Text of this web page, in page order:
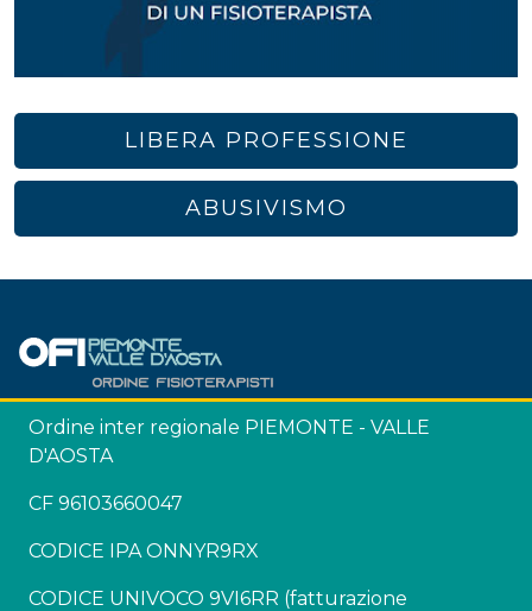
LIBERA PROFESSIONE
ABUSIVISMO
Ordine inter regionale PIEMONTE - VALLE
D'AOSTA
CF 96103660047
CODICE IPA ONNYR9RX
CODICE UNIVOCO 9VI6RR (fatturazione